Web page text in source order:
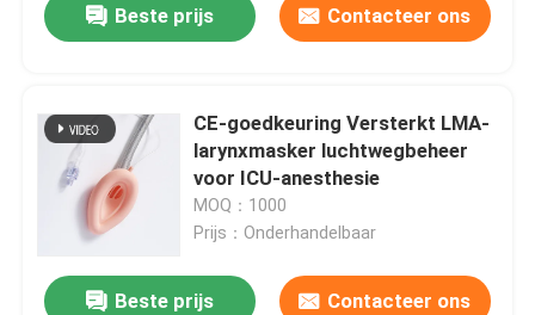
Beste prijs Contacteer ons
CE-goedkeuring Versterkt LMA-
larynxmasker luchtwegbeheer
voor ICU-anesthesie
MOQ：1000
Prijs：Onderhandelbaar
Beste prijs Contacteer ons